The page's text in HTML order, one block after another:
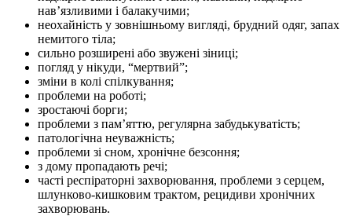
нав’язливими і балакучими;
неохайність у зовнішньому вигляді, брудний одяг, запах
немитого тіла;
сильно розширені або звужені зіниці;
погляд у нікуди, “мертвий”;
зміни в колі спілкування;
проблеми на роботі;
зростаючі борги;
проблеми з пам’яттю, регулярна забудькуватість;
патологічна неуважність;
проблеми зі сном, хронічне безсоння;
з дому пропадають речі;
часті респіраторні захворювання, проблеми з серцем,
шлунково-кишковим трактом, рецидиви хронічних
захворювань.